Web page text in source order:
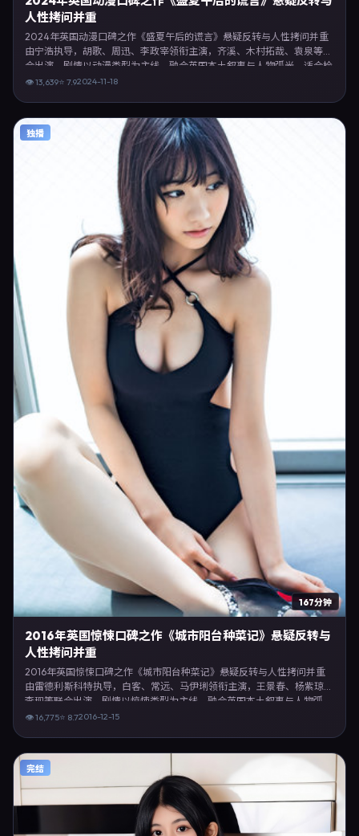
人性拷问并重
2024年英国动漫口碑之作《盛夏午后的谎言》悬疑反转与人性拷问并重
由宁浩执导，胡歌、周迅、李政宰领衔主演，齐溪、木村拓哉、袁泉等联
合出演。剧情以动漫类型为主线，融合英国本土叙事与人物弧光，适合检
索「动漫电影 英国 宁浩 胡歌」等关键词的观众。2024年11月18日起在英
👁13,639⭐ 7.92024-11-18
独播
167分钟
2016年英国惊悚口碑之作《城市阳台种菜记》悬疑反转与
人性拷问并重
2016年英国惊悚口碑之作《城市阳台种菜记》悬疑反转与人性拷问并重
由雷德利·斯科特执导，白客、常远、马伊琍领衔主演，王景春、杨紫琼、
李现等联合出演。剧情以惊悚类型为主线，融合英国本土叙事与人物弧
光，适合检索「惊悚电影 英国 雷德利·斯科特 白客」等关键词的观众。
长文与专题策划的引用素材。
👁16,775⭐ 8.72016-12-15
完结